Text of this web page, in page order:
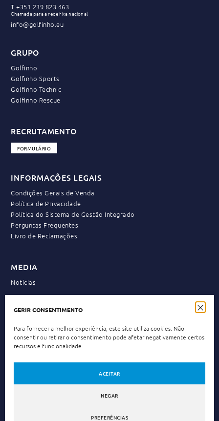
GERIR CONSENTIMENTO
Para fornecer a melhor experiência, este site utiliza cookies. Não
consentir ou retirar o consentimento pode afetar negativamente certos
recursos e funcionalidade.
ACEITAR
NEGAR
PREFERÊNCIAS
T+351 239 823 463
Chamada para a rede fixa nacional
info@golfinho.eu
GRUPO
Golfinho
Golfinho Sports
Golfinho Technic
Golfinho Rescue
RECRUTAMENTO
FORMULÁRIO
INFORMAÇÕES LEGAIS
Condições Gerais de Venda
Política de Privacidade
Política do Sistema de Gestão Integrado
Perguntas Frequentes
Livro de Reclamações
MEDIA
Notícias
NEWSLETTER
Li e aceito a Política de Privacidade